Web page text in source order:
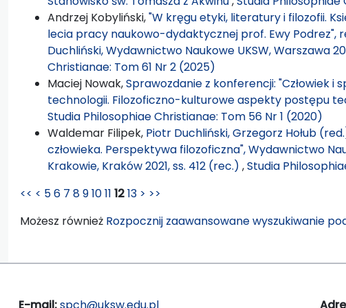
Andrzej Kobyliński,"W kręgu etyki, literatury i filozofii.
lecia pracy naukowo-dydaktycznej prof. Ewy Podrez",
Duchliński, Wydawnictwo Naukowe UKSW, Warszawa
Christianae: Tom 61 Nr 2 (2025)
Maciej Nowak,Sprawozdanie z konferencji: "Człowiek i
technologii. Filozoficzno-kulturowe aspekty postępu
Studia Philosophiae Christianae: Tom 56 Nr 1 (2020)
Waldemar Filipek, Piotr Duchliński, Grzegorz Hołub
człowieka. Perspektywa filozoficzna", Wydawnictwo
Krakowie, Kraków 2021, ss. 412 (rec.) ,Studia
<< < 56 7 891011 1213 > >>
Możesz również Rozpocznij zaawansowane wyszukiwanie